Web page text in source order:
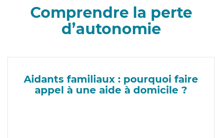
Comprendre la perte
d’autonomie
Aidants familiaux : pourquoi faire
appel à une aide à domicile ?